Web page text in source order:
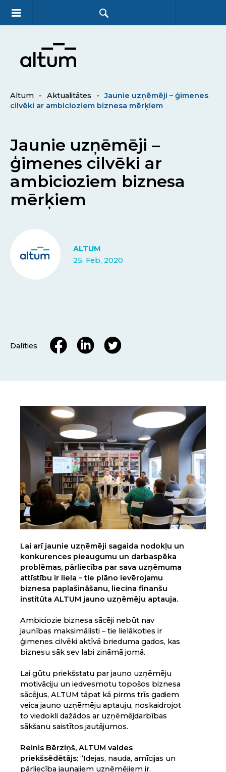
Altum - Aktualitātes -
Jaunie uzņēmēji – ģimenes
cilvēki ar ambicioziem biznesa mērķiem
Jaunie uzņēmēji –
ģimenes cilvēki ar
ambicioziem biznesa
mērķiem
ALTUM
25. Feb, 2020
Dalīties
Lai arī jaunie uzņēmēji sagaida nodokļu un
konkurences pieaugumu un darbaspēka
problēmas, pārliecība par sava uzņēmuma
attīstību ir liela – tie plāno ievērojamu
biznesa paplašināšanu, liecina finanšu
institūta ALTUM jauno uzņēmēju aptauja.
Ambiciozie biznesa sācēji nebūt nav
jaunības maksimālisti – tie lielākoties ir
ģimenes cilvēki aktīvā brieduma gados, kas
biznesu sāk sev labi zināmā jomā.
Lai gūtu priekšstatu par jauno uzņēmēju
motivāciju un iedvesmotu topošos biznesa
sācējus, ALTUM tāpat kā pirms trīs gadiem
veica jauno uzņēmēju aptauju, noskaidrojot
to viedokli dažādos ar uzņēmējdarbības
sākšanu saistītos jautājumos.
Reinis Bērziņš, ALTUM valdes
priekšsēdētājs: “Idejas, nauda, amīcijas un
pārliecība jaunajiem uzņēmējiem ir.